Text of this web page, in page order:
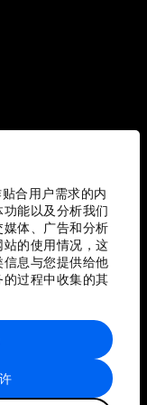
合用户需求的内
能以及分析我们
体、广告和分析
的使用情况，这
息与您提供给他
过程中收集的其